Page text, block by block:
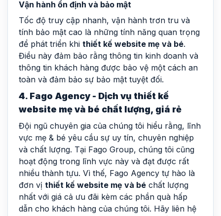
Vận hành ổn định và bảo mật
Tốc độ truy cập nhanh, vận hành trơn tru và
tính bảo mật cao là những tính năng quan trọng
để phát triển khi thiết kế website mẹ và bé.
Điều này đảm bảo rằng thông tin kinh doanh và
thông tin khách hàng được bảo vệ một cách an
toàn và đảm bảo sự bảo mật tuyệt đối.
4. Fago Agency - Dịch vụ thiết kế
website mẹ và bé chất lượng, giá rẻ
Đội ngũ chuyên gia của chúng tôi hiểu rằng, lĩnh
vực mẹ & bé yêu cầu sự uy tín, chuyên nghiệp
và chất lượng. Tại Fago Group, chúng tôi cũng
hoạt động trong lĩnh vực này và đạt được rất
nhiều thành tựu. Vì thế, Fago Agency tự hào là
đơn vị thiết kế website mẹ và bé chất lượng
nhất với giá cả ưu đãi kèm các phần quà hấp
dẫn cho khách hàng của chúng tôi. Hãy liên hệ